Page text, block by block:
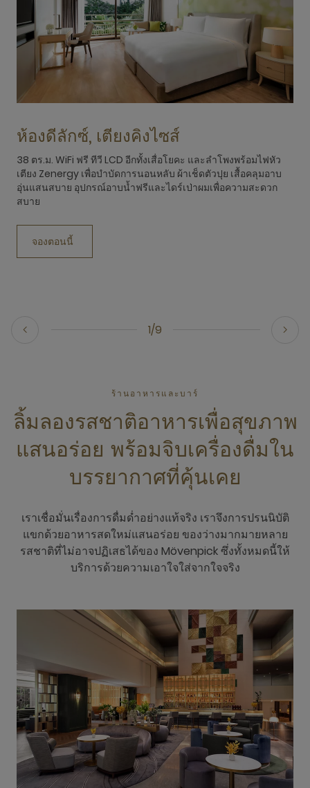
1/9
ห้องดีลักซ์, เตียงคิงไซส์
38 ตร.ม. WiFi ฟรี ทีวี LCD อีกทั้งเสื่อโยคะ และลำโพงพร้อมไฟหัว
เตียง Zenergy เพื่อบำบัดการนอนหลับ ผ้าเช็ดตัวปุย เสื้อคลุมอาบ
อุ่นแสนสบาย อุปกรณ์อาบน้ำฟรีและไดร์เป่าผมเพื่อความสะดวก
สบาย
จองตอนนี้
ร้านอาหารและบาร์
ลิ้มลองรสชาติอาหารเพื่อสุขภาพ
แสนอร่อย พร้อมจิบเครื่องดื่มใน
บรรยากาศที่คุ้นเคย
เราเชื่อมั่นเรื่องการดื่มด่ำอย่างแท้จริง เราจึงการปรนนิบัติ
แขกด้วยอาหารสดใหม่แสนอร่อย ของว่างมากมายหลาย
รสชาติที่ไม่อาจปฏิเสธได้ของ Mövenpick ซึ่งทั้งหมดนี้ให้
บริการด้วยความเอาใจใส่จากใจจริง